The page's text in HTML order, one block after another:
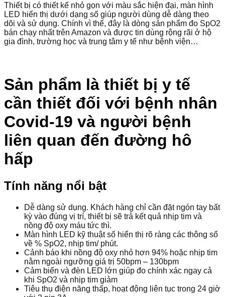
Thiết bị có thiết kế nhỏ gọn với màu sắc hiện đại, màn hình
LED hiển thị dưới dạng số giúp người dùng dễ dàng theo
dõi và sử dụng. Chính vì thế, đây là dòng sản phẩm đo SpO2
bán chạy nhất trên Amazon và được tin dùng rộng rãi ở hộ
gia đình, trường học và trung tâm y tế như bệnh viện…
Sản phẩm là thiết bị y tế
cần thiết đối với bệnh nhân
Covid-19 và người bệnh
liên quan đến đường hô
hấp
Tính năng nổi bật
Dễ dàng sử dụng. Khách hàng chỉ cần đặt ngón tay bất
kỳ vào đúng vị trí, thiết bị sẽ trả kết quả nhịp tim và
nồng độ oxy máu tức thì.
Màn hình LED kỹ thuật số hiển thị rõ ràng các thông số
về % SpO2, nhịp tim/ phút.
Cảnh báo khi nồng độ oxy nhỏ hơn 94% hoặc nhịp tim
nằm ngoài ngưỡng giá trị 50bpm – 130bpm
Cảm biến và đèn LED lớn giúp đo chính xác ngay cả
khi SpO2 và nhịp tim giảm
Tiêu thụ điện năng thấp, hoạt động liên tục trong 24 giờ